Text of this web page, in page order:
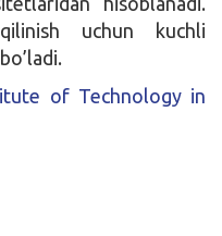
uchun kuchli
of Technology in